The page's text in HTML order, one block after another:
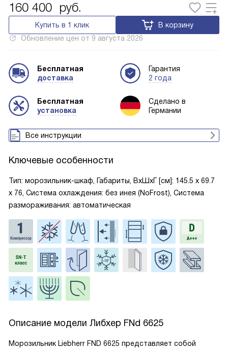
160 400 руб.
Купить в 1 клик
В корзину
Обновление цен от 9 августа 2026
Бесплатная
доставка
Бесплатная
установка
Гарантия
2 года
Сделано в
Германии
Все инструкции
Ключевые особенности
Тип: морозильник-шкаф, Габариты, ВxШxГ [см]: 145.5 х 69.7
х 76, Система охлаждения: без инея (NoFrost), Система
размораживания: автоматическая
Описание модели Либхер FNd 6625
Морозильник Liebherr FND 6625 представляет собой